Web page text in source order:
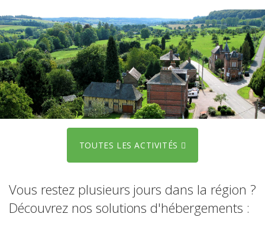
TOUTES LES ACTIVITÉS
Vous restez plusieurs jours dans la région ?
Découvrez nos solutions d'hébergements :